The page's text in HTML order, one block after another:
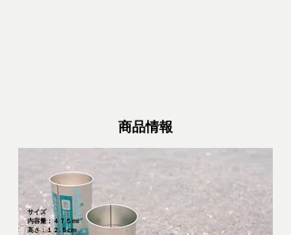
商品情報
サイズ
内容量：４７５ml
高さ：１２.５cm